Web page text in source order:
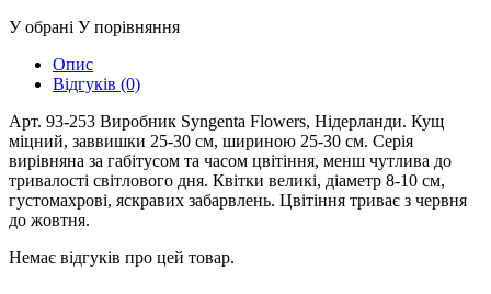
У обрані У порівняння
Опис
Відгуків (0)
Арт. 93-253 Виробник Syngenta Flowers, Нідерланди. Кущ
міцний, заввишки 25-30 см, шириною 25-30 см. Серія
вирівняна за габітусом та часом цвітіння, менш чутлива до
тривалості світлового дня. Квітки великі, діаметр 8-10 см,
густомахрові, яскравих забарвлень. Цвітіння триває з червня
до жовтня.
Немає відгуків про цей товар.